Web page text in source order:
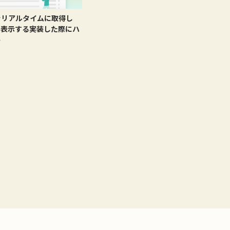
アルタイムに取得し
示する実装した際にハ